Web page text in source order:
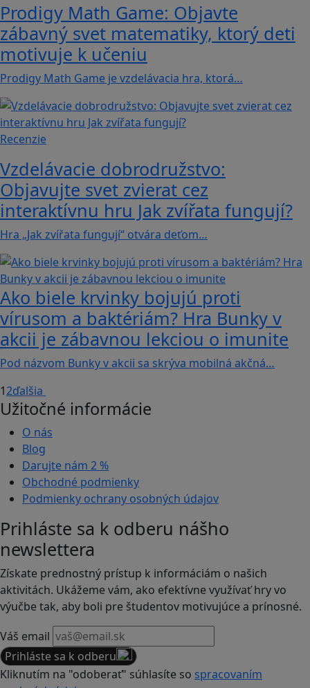
Prodigy Math Game: Objavte
zábavný svet matematiky, ktorý deti
motivuje k učeniu
Prodigy Math Game je vzdelávacia hra, ktorá…
Recenzie
Vzdelávacie dobrodružstvo:
Objavujte svet zvierat cez
interaktívnu hru Jak zvířata fungují?
Hra „Jak zvířata fungují“ otvára deťom…
Ako biele krvinky bojujú proti
vírusom a baktériám? Hra Bunky v
akcii je zábavnou lekciou o imunite
Pod názvom Bunky v akcii sa skrýva mobilná akčná…
12ďalšia
Užitočné informácie
O nás
Blog
Darujte nám 2 %
Obchodné podmienky
Podmienky ochrany osobných údajov
Prihláste sa k odberu nášho
newslettera
Získate prednostný prístup k informáciám o našich
aktivitách. Ukážeme vám, ako efektívne využívať hry vo
výučbe tak, aby boli pre študentov motivujúce a prínosné.
Váš email
Prihláste sa k odberu
Kliknutím na "odoberať" súhlasíte so spracovaním